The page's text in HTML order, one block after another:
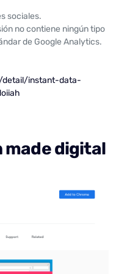
sociales.
no contiene ningún tipo
de Google Analytics.
detail/instant-data-
made digital